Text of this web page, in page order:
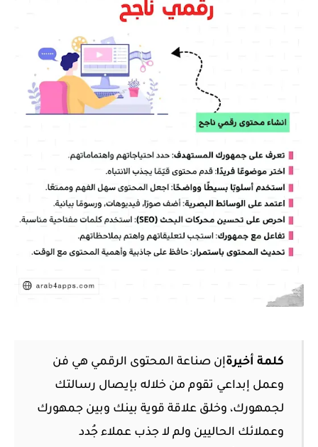
كلمة أخيرةإن صناعة المحتوى الرقمي هي فن
وعمل إبداعي تقوم من خلاله بإيصال رسالتك
لجمهورك، وخلق علاقة قوية بينك وبين جمهورك
وعملائك الحاليين ولم لا جذب عملاء جُدد